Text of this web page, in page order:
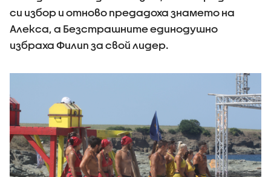
си избор и отново предадоха знамето на
Алекса, а Безстрашните единодушно
избраха Филип за свой лидер.